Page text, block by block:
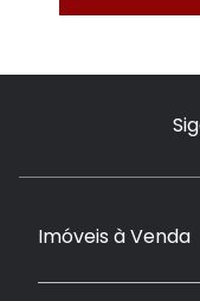
Imóveis à Venda